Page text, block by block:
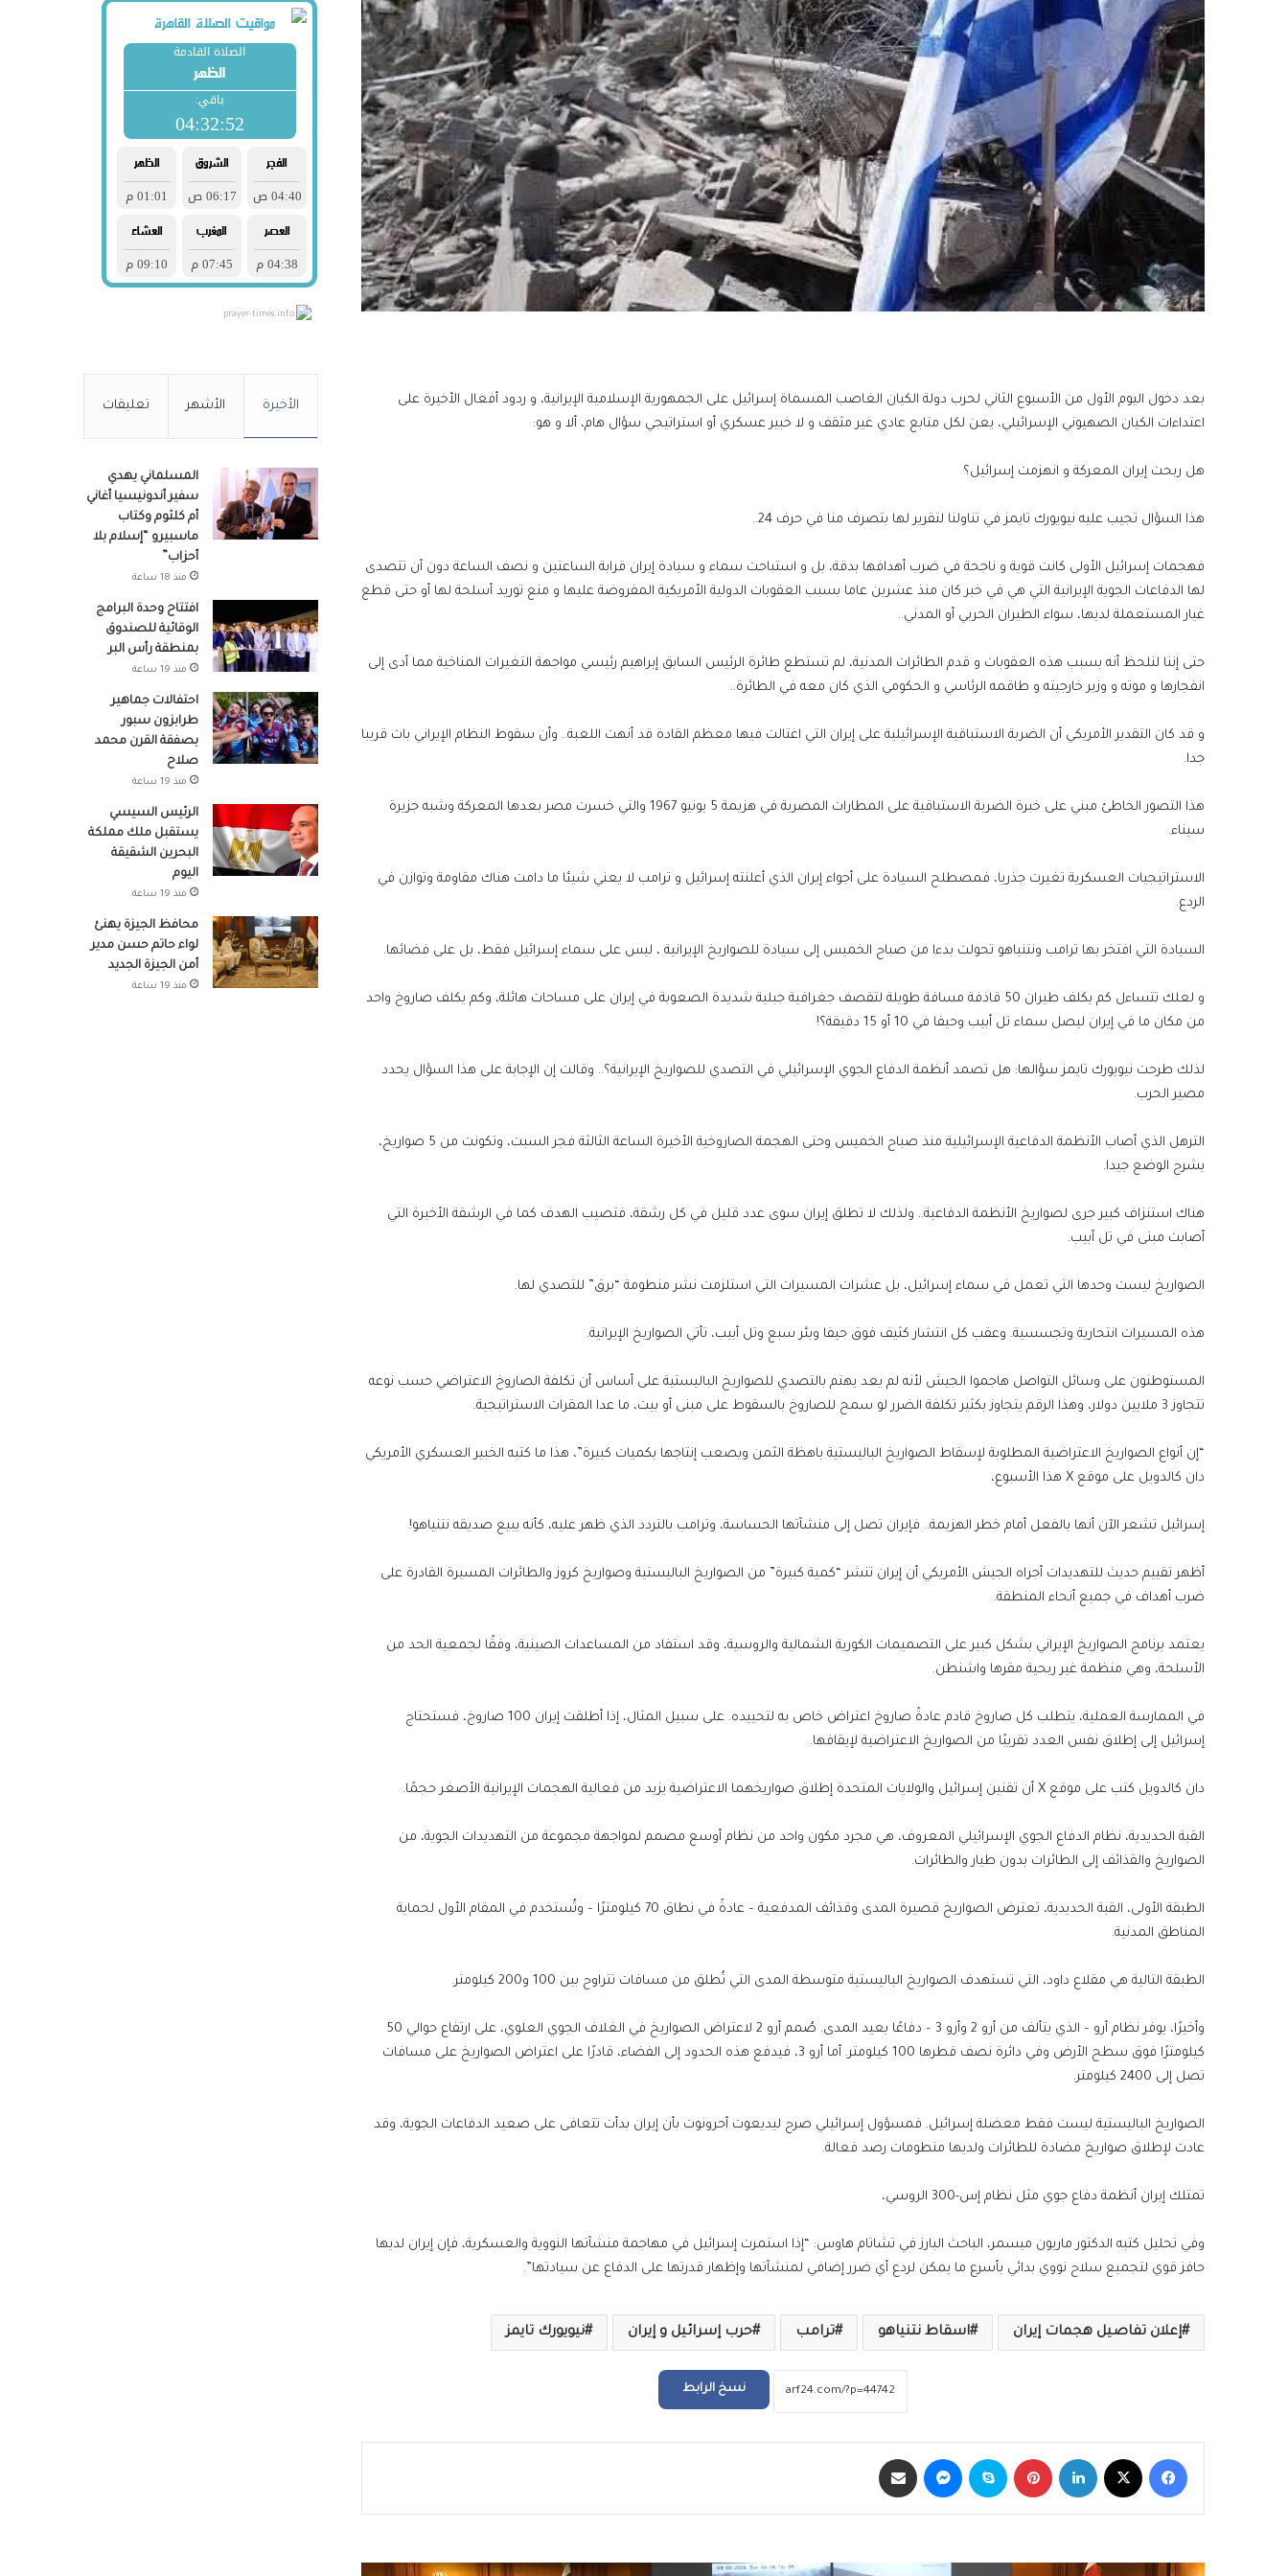
بعد دخول اليوم الأول من الأسبوع الثاني لحرب دولة الكيان الغاصب المسماة إسرائيل على الجمهورية الإسلامية الإيرانية، و ردود أفعال الأخيرة على
اعتداءات الكيان الصهيوني الإسرائيلي، يعن لكل متابع عادي غير مثقف و لا خبير عسكري أو استراتيجي سؤال هام، ألا و هو:
هل ربحت إيران المعركة و انهزمت إسرائيل؟
هذا السؤال تجيب عليه نيويورك تايمز في تناولنا لتقرير لها بتصرف منا في حرف 24..
فهجمات إسرائيل الأولى كانت قوية و ناجحة في ضرب أهدافها بدقة، بل و استباحت سماء و سيادة إيران قرابة الساعتين و نصف الساعة دون أن تتصدى
لها الدفاعات الجوية الإيرانية التي هي في خبر كان منذ عشرين عاما بسبب العقوبات الدولية الأمريكية المفروضة عليها و منع توريد أسلحة لها أو حتى قطع
غيار المستعملة لديها، سواء الطيران الحربي أو المدني..
حتى إننا لنلحظ أنه بسبب هذه العقوبات و قدم الطائرات المدنية، لم تستطع طائرة الرئيس السابق إبراهيم رئيسي مواجهة التغيرات المناخية مما أدى إلى
انفجارها و موته و وزير خارجيته و طاقمه الرئاسي و الحكومي الذي كان معه في الطائرة..
و قد كان التقدير الأمريكي أن الضربة الاستباقية الإسرائيلية على إيران التي اغتالت فيها معظم القادة قد أنهت اللعبة.. وأن سقوط النظام الإيراني بات قريبا
جدا.
هذا التصور الخاطئ مبني على خبرة الضربة الاستباقية على المطارات المصرية في هزيمة 5 يونيو 1967 والتي خسرت مصر بعدها المعركة وشبه جزيرة
سيناء.
الاستراتيجيات العسكرية تغيرت جذريا، فمصطلح السيادة على أجواء إيران الذي أعلنته إسرائيل و ترامب لا يعني شيئا ما دامت هناك مقاومة وتوازن في
الردع.
السيادة التي افتخر بها ترامب ونتنياهو تحولت بدءا من صباح الخميس إلى سيادة للصواريخ الإيرانية ، ليس على سماء إسرائيل فقط، بل على فضائها.
و لعلك تتساءل كم يكلف طيران 50 قاذفة مسافة طويلة لتقصف جغرافية جبلية شديدة الصعوبة في إيران على مساحات هائلة، وكم يكلف صاروخ واحد
من مكان ما في إيران ليصل سماء تل أبيب وحيفا في 10 أو 15 دقيقة؟!
لذلك طرحت نيويورك تايمز سؤالها: هل تصمد أنظمة الدفاع الجوي الإسرائيلي في التصدي للصواريخ الإيرانية؟.. وقالت إن الإجابة على هذا السؤال يحدد
مصير الحرب.
الترهل الذي أصاب الأنظمة الدفاعية الإسرائيلية منذ صباح الخميس وحتى الهجمة الصاروخية الأخيرة الساعة الثالثة فجر السبت، وتكونت من 5 صواريخ،
يشرح الوضع جيدا.
هناك استنزاف كبير جرى لصواريخ الأنظمة الدفاعية.. ولذلك لا تطلق إيران سوى عدد قليل في كل رشقة، فتصيب الهدف كما في الرشقة الأخيرة التي
أصابت مبنى في تل أبيب.
الصواريخ ليست وحدها التي تعمل في سماء إسرائيل، بل عشرات المسيرات التي استلزمت نشر منطومة “برق” للتصدي لها.
هذه المسيرات انتحارية وتجسسية. وعقب كل انتشار كثيف فوق حيفا وبئر سبع وتل أبيب، تأتي الصواريخ الإيرانية.
المستوطنون على وسائل التواصل هاجموا الجيش لأنه لم يعد يهتم بالتصدي للصواريخ الباليستية على أساس أن تكلفة الصاروخ الاعتراضي حسب نوعه
تتجاوز 3 ملايين دولار، وهذا الرقم يتجاوز بكثير تكلفة الضرر لو سمح للصاروخ بالسقوط على مبنى أو بيت، ما عدا المقرات الاستراتيجية.
“إن أنواع الصواريخ الاعتراضية المطلوبة لإسقاط الصواريخ الباليستية باهظة الثمن ويصعب إنتاجها بكميات كبيرة”، هذا ما كتبه الخبير العسكري الأمريكي
دان كالدويل على موقع X هذا الأسبوع،
إسرائيل تشعر الآن أنها بالفعل أمام خطر الهزيمة.. فإيران تصل إلى منشآتها الحساسة، وترامب بالتردد الذي ظهر عليه، كأنه يبيع صديقه نتنياهو!
أظهر تقييم حديث للتهديدات أجراه الجيش الأمريكي أن إيران تنشر “كمية كبيرة” من الصواريخ الباليستية وصواريخ كروز والطائرات المسيرة القادرة على
ضرب أهداف في جميع أنحاء المنطقة.
يعتمد برنامج الصواريخ الإيراني بشكل كبير على التصميمات الكورية الشمالية والروسية، وقد استفاد من المساعدات الصينية، وفقًا لجمعية الحد من
الأسلحة، وهي منظمة غير ربحية مقرها واشنطن.
في الممارسة العملية، يتطلب كل صاروخ قادم عادةً صاروخ اعتراض خاص به لتحييده. على سبيل المثال، إذا أطلقت إيران 100 صاروخ، فستحتاج
إسرائيل إلى إطلاق نفس العدد تقريبًا من الصواريخ الاعتراضية لإيقافها.
دان كالدويل كتب على موقع X أن تقنين إسرائيل والولايات المتحدة إطلاق صواريخهما الاعتراضية يزيد من فعالية الهجمات الإيرانية الأصغر حجمًا.
القبة الحديدية، نظام الدفاع الجوي الإسرائيلي المعروف، هي مجرد مكون واحد من نظام أوسع مصمم لمواجهة مجموعة من التهديدات الجوية، من
الصواريخ والقذائف إلى الطائرات بدون طيار والطائرات.
الطبقة الأولى، القبة الحديدية، تعترض الصواريخ قصيرة المدى وقذائف المدفعية – عادةً في نطاق 70 كيلومترًا – وتُستخدم في المقام الأول لحماية
المناطق المدنية.
الطبقة التالية هي مقلاع داود، التي تستهدف الصواريخ الباليستية متوسطة المدى التي تُطلق من مسافات تتراوح بين 100 و200 كيلومتر.
وأخيرًا، يوفر نظام أرو – الذي يتألف من أرو 2 وأرو 3 – دفاعًا بعيد المدى. صُمم أرو 2 لاعتراض الصواريخ في الغلاف الجوي العلوي، على ارتفاع حوالي 50
كيلومترًا فوق سطح الأرض وفي دائرة نصف قطرها 100 كيلومتر. أما أرو 3، فيدفع هذه الحدود إلى الفضاء، قادرًا على اعتراض الصواريخ على مسافات
تصل إلى 2400 كيلومتر.
الصواريخ الباليستية ليست فقط معضلة إسرائيل. فمسؤول إسرائيلي صرح ليديعوت أحرونوت بأن إيران بدأت تتعافى على صعيد الدفاعات الجوية، وقد
عادت لإطلاق صواريخ مضادة للطائرات ولديها منطومات رصد فعالة.
تمتلك إيران أنظمة دفاع جوي مثل نظام إس-300 الروسي،
وفي تحليل كتبه الدكتور ماريون ميسمر، الباحث البارز في تشاتام هاوس: “إذا استمرت إسرائيل في مهاجمة منشآتها النووية والعسكرية، فإن إيران لديها
حافز قوي لتجميع سلاح نووي بدائي بأسرع ما يمكن لردع أي ضرر إضافي لمنشآتها وإظهار قدرتها على الدفاع عن سيادتها”.
إعلان تفاصيل هجمات إيران اسقاط نتنياهو ترامب حرب إسرائيل و إيران نيويورك تايمز
نسخ الرابط
فيسبوك لينكدإن بينتيريست سكايب ماسنجر
الإلكتروني للقبول بالجامعات الحكومية والمعاهد
للعام الجامعي 2026/2027
رئيس “التأمينات”: إنجاز وصرف المستحقات لنحو
شقة بنظام الإيجار الشهري خلال شهر
prayer-times.info
الأخيرة الأشهر تعليقات
المسلماني يهدي
سفير أندونيسيا أغاني
أم كلثوم وكتاب
ماسبيرو “إسلام بلا
أحزاب”
منذ 18 ساعة
افتتاح وحدة البرامج
الوقائية للصندوق
بمنطقة رأس البر
منذ 19 ساعة
احتفالات جماهير
طرابزون سبور
بصفقة القرن محمد
صلاح
منذ 19 ساعة
الرئيس السيسي
يستقبل ملك مملكة
البحرين الشقيقة
اليوم
منذ 19 ساعة
محافظ الجيزة يهنئ
لواء حاتم حسن مدير
أمن الجيزة الجديد
منذ 19 ساعة